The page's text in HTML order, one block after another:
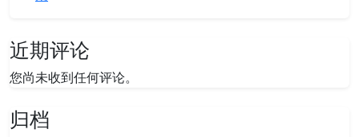
近期评论
您尚未收到任何评论。
归档